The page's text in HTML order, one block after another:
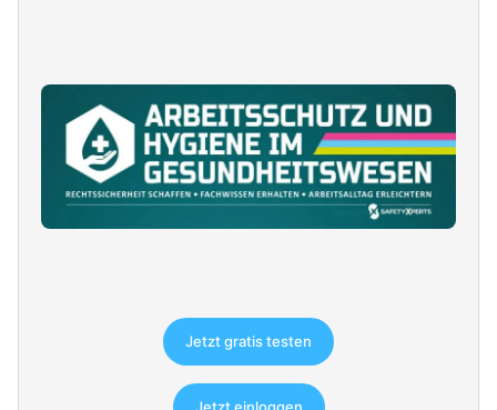
Jetzt gratis testen